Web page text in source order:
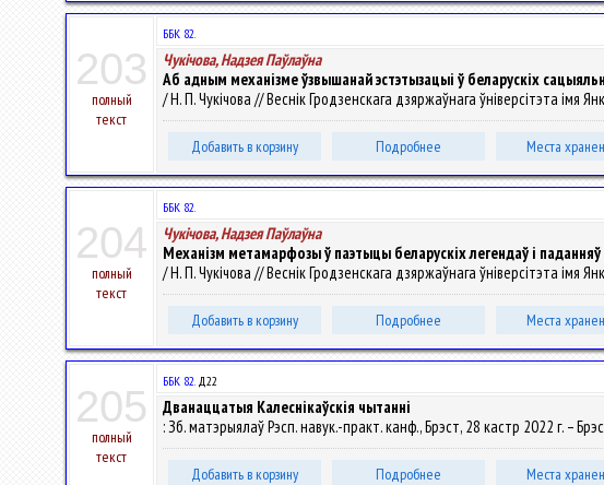
203
полный
текст
ББК 82.
Чукічова, Надзея Паўлаўна
Аб адным механізме ўзвышанай эстэтызацыі ў беларускіх
/ Н. П. Чукічова // Веснік Гродзенскага дзяржаўнага ўніверсітэта імя
Добавить в корзину Подробнее Места
204
полный
текст
ББК 82.
Чукічова, Надзея Паўлаўна
Механізм метамарфозы ў паэтыцы беларускіх легендаў і паданняў
/ Н. П. Чукічова // Веснік Гродзенскага дзяржаўнага ўніверсітэта імя
Добавить в корзину Подробнее Места
205
полный
текст
ББК 82.Д22
Дванаццатыя Калеснікаўскія чытанні
: Зб. матэрыялаў Рэсп. навук.-практ. канф., Брэст, 28 кастр 2022 г. –
Добавить в корзину Подробнее Места